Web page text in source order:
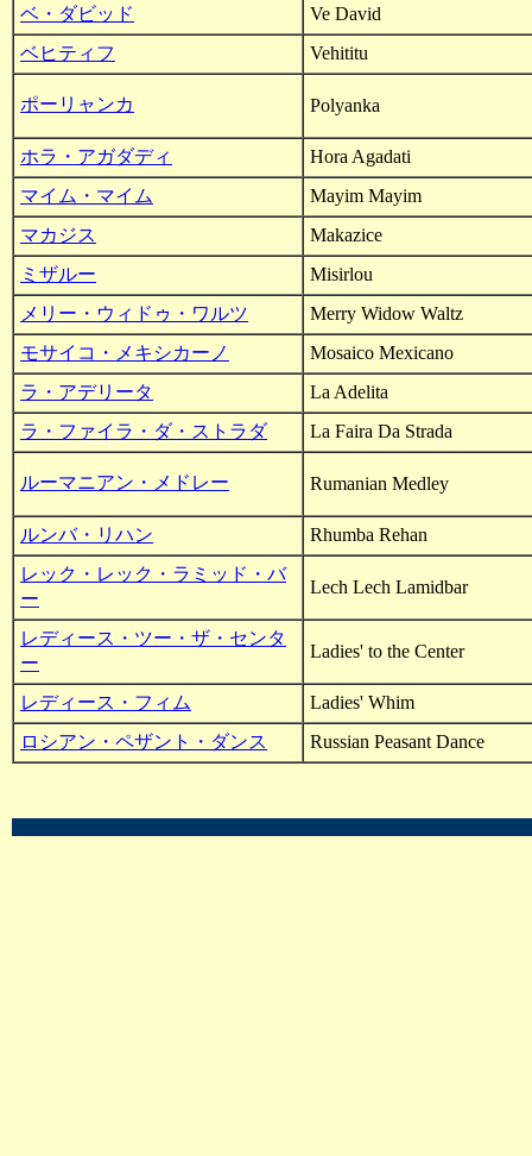
ベ・ダビッド
Ve David
ベヒティフ
Vehititu
ポーリャンカ Polyanka
ホラ・アガダディ
Hora Agadati
マイム・マイム
Mayim Mayim
マカジス
Makazice
ミザルー
Misirlou
メリー・ウィドゥ・ワルツ
Merry Widow Waltz
モサイコ・メキシカーノ
Mosaico Mexicano
ラ・アデリータ
La Adelita
ラ・ファイラ・ダ・ストラダ
La Faira Da Strada
ルーマニアン・メドレー Rumanian Medley
ルンバ・リハン
Rhumba Rehan
レック・レック・ラミッド・バ
ー
Lech Lech Lamidbar
レディース・ツー・ザ・センタ
ー
Ladies' to the Center
レディース・フィム
Ladies' Whim
ロシアン・ペザント・ダンス
Russian Peasant Dance